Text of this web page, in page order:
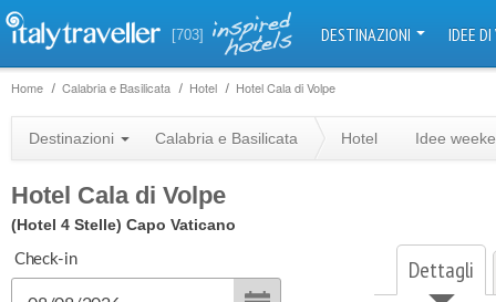
[703] DESTINAZIONI IDEE
Home Calabria e Basilicata Hotel Hotel Cala di Volpe
Destinazioni Calabria e Basilicata Hotel Idee
Hotel Cala di Volpe
(Hotel 4 Stelle) Capo Vaticano
Dettagli
Check-in